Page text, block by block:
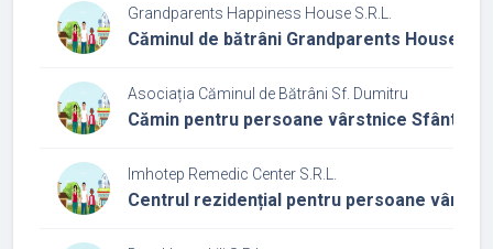
Grandparents Happiness House S.R.L.
Căminul de bătrâni Grandparents House
Asociația Căminul de Bătrâni Sf. Dumitru
Cămin pentru persoane vârstnice Sfântul
Imhotep Remedic Center S.R.L.
Centrul rezidențial pentru persoane